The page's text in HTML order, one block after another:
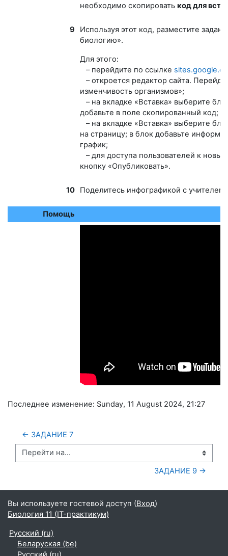
необходимо скопировать код для
9
Используя этот код, разместите
биологию».
Для этого:
– перейдите по ссылке
– откроется редактор сайта.
изменчивость организмов»;
– на вкладке «Вставка» выберите
добавьте в поле скопированный код;
– на вкладке «Вставка» выберите
на страницу; в блок добавьте
график;
– для доступа пользователей к
кнопку «Опубликовать».
10 Поделитесь инфографикой с
Помощь
Последнее изменение: Sunday, 11 August 2024, 21:27
← ЗАДАНИЕ 7
Перейти на...
ЗАДАНИЕ 9 →
Вы используете гостевой доступ (Вход)
Биология 11 (IT-практикум)
Русский ‎(ru)‎
Беларуская ‎(be)‎